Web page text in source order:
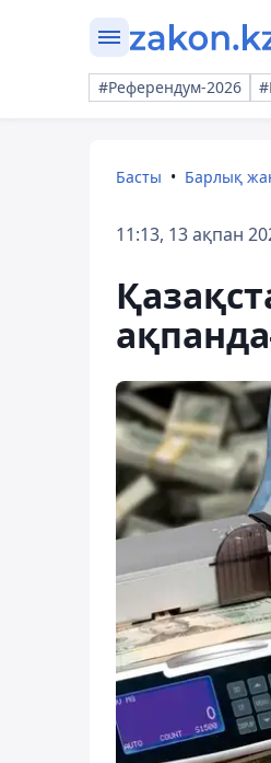
#Референдум-2026
Басты Барлық
11:13, 13 ақпан